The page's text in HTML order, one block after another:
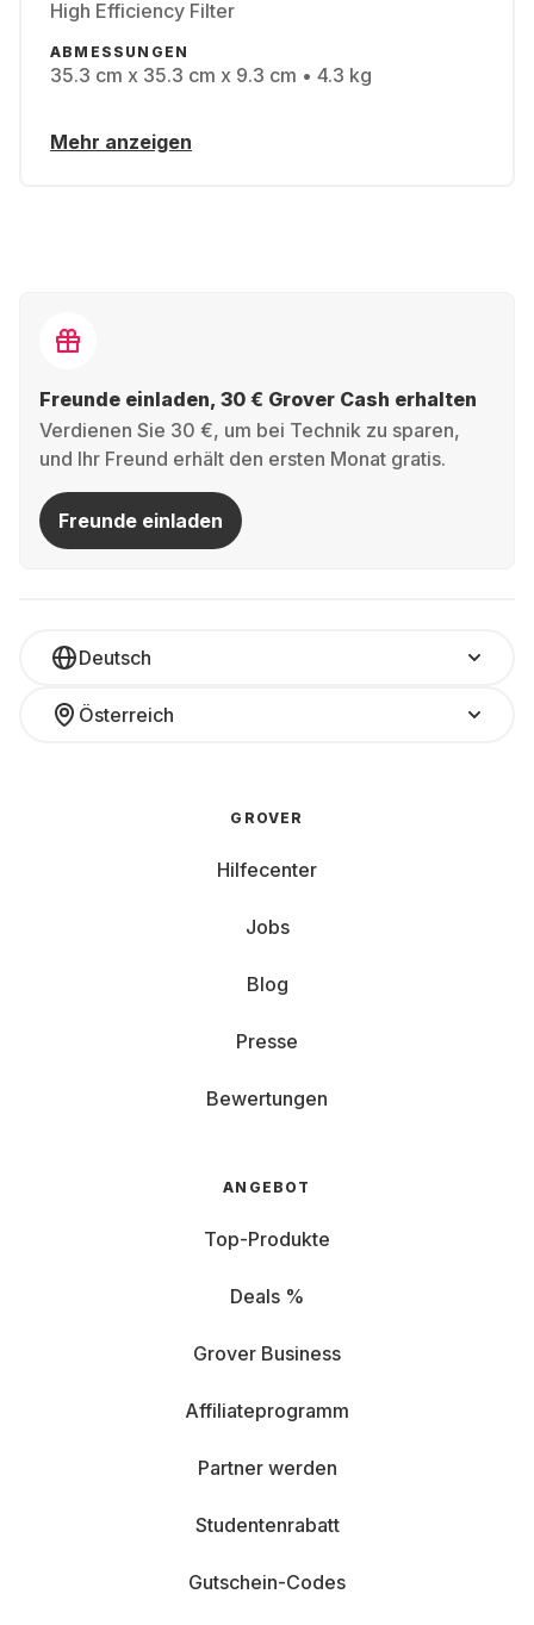
High Efficiency Filter
ABMESSUNGEN
35.3 cm x 35.3 cm x 9.3 cm • 4.3 kg
Mehr anzeigen
Freunde einladen, 30 € Grover Cash erhalten
Verdienen Sie 30 €, um bei Technik zu sparen,
und Ihr Freund erhält den ersten Monat gratis.
Freunde einladen
Deutsch
Österreich
GROVER
Hilfecenter
Jobs
Blog
Presse
Bewertungen
ANGEBOT
Top-Produkte
Deals %
Grover Business
Affiliateprogramm
Partner werden
Studentenrabatt
Gutschein-Codes